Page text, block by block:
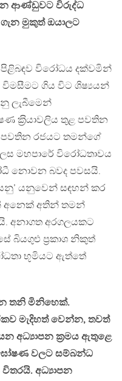
ආණ්ඩුවට විරුද්ධ
මුකුත් ඔයාලට
විරෝධය දක්වමින්
විමසීමට ගිය විට ශිෂ්‍යයන්
ලැබීමෙන්
ක‍්‍රියාවලිය තුළ පවතින
පවතින රජයට තමන්ගේ
මහපාරේ විරෝධතාවය
නොවන බවද පවසයි.
යනුවෙන් සඳහන් කර
අනෙක් අතින් තමන්
අනාගත අරගලයකට
බියගුළු ප‍්‍රකාශ නිකුත්
භූමියට ඇත්තේ
තනි මිනිහෙක්.
මැදිහත් වෙන්න, තවත්
අධ්‍යාපන ක‍්‍රමය ඇතුළෙ
වලට සම්බන්ධ
අධ්‍යාපන